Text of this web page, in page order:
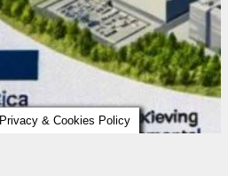
Privacy & Cookies Policy